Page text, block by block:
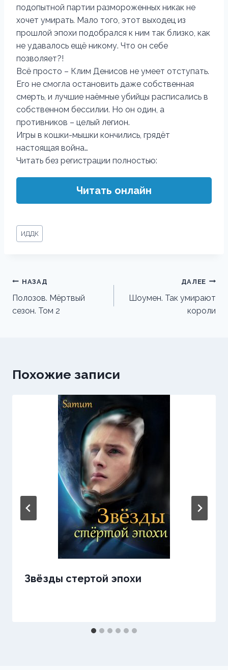
подопытной партии размороженных никак не
хочет умирать. Мало того, этот выходец из
прошлой эпохи подобрался к ним так близко, как
не удавалось ещё никому. Что он себе
позволяет?!
Всё просто – Клим Денисов не умеет отступать.
Его не смогла остановить даже собственная
смерть, и лучшие наёмные убийцы расписались в
собственном бессилии. Но он один, а
противников – целый легион.
Игры в кошки-мышки кончились, грядёт
настоящая война…
Читать без регистрации полностью:
Читать онлайн
Метки
записи:
ИДДК
Навигация
по
записям
НАЗАД
Полозов. Мёртвый
сезон. Том 2
ДАЛЕЕ
Шоумен. Так умирают
короли
Похожие записи
Звёзды стертой эпохи